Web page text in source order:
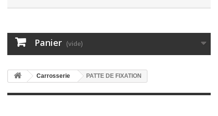
Panier (vide)
Carrosserie PATTE DE FIXATION